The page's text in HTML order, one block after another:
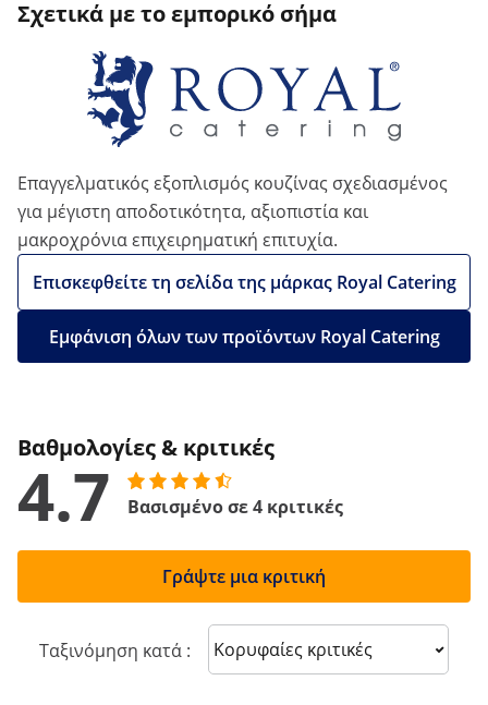
Σχετικά με το εμπορικό σήμα
Επαγγελματικός εξοπλισμός κουζίνας σχεδιασμένος
για μέγιστη αποδοτικότητα, αξιοπιστία και
μακροχρόνια επιχειρηματική επιτυχία.
Επισκεφθείτε τη σελίδα της μάρκας Royal Catering
Εμφάνιση όλων των προϊόντων Royal Catering
Βαθμολογίες & κριτικές
4.7 Βασισμένο σε 4 κριτικές
Γράψτε μια κριτική
Ταξινόμηση κατά : Sort reviews